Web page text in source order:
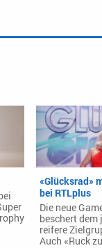
«Glücksrad»
bei RTLplus
Die neue
beschert dem
reifere
Auch «Ruck